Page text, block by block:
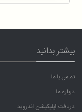
بیشتر بدانید
تماس با ما
درباره ما
دریافت اپلیکیشن اندروید